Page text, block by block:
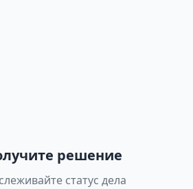
решение
статус дела